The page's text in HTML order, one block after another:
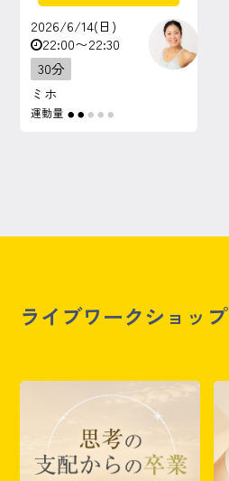
2026/6/14(日)
22:00〜22:30
30分
ミホ
運動量 ● ● ● ● ●
ライブワークショップ